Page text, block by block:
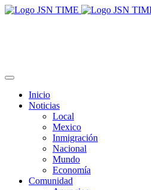
Inicio
Noticias
Local
Mexico
Inmigración
Nacional
Mundo
Economía
Comunidad